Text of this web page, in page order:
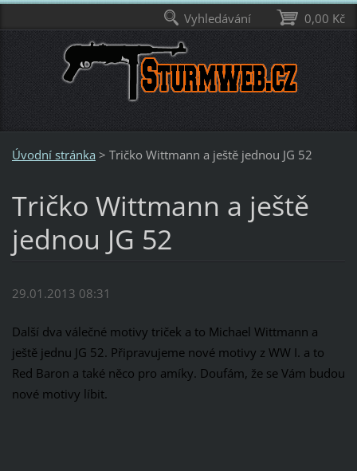
Úvodní stránka > Tričko Wittmann a ještě jednou JG 52
Tričko Wittmann a ještě
jednou JG 52
29.01.2013 08:31
Další dva válečné motivy triček a to Michael Wittmann a
ještě jednu JG 52. Připravujeme nové motivy z WW I. a to
Red Baron a také něco pro amíky. Doufám, že se Vám budou
nové motivy líbit.
0,00 Kč
Vyhledávání